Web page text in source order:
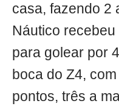
casa, fazendo 2
Náutico
para golear por
boca do Z4,
pontos, três a